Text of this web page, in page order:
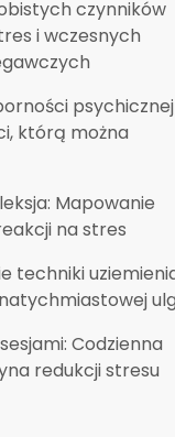
czynników
i wczesnych
psychicznej
którą można
Mapowanie
na stres
techniki
Codzienna
redukcji stresu